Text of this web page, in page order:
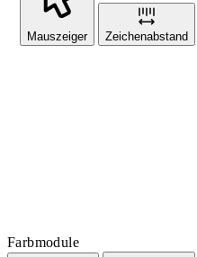
Mauszeiger Zeichenabstand
Farbmodule